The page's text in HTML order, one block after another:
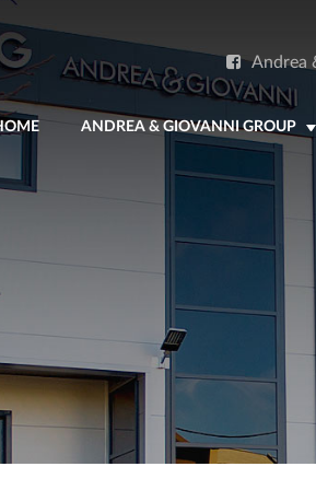
Andrea
ANDREA & GIOVANNI GROUP